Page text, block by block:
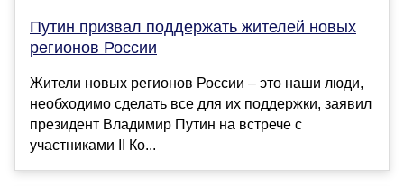
Путин призвал поддержать жителей новых
регионов России
Жители новых регионов России – это наши люди,
необходимо сделать все для их поддержки, заявил
президент Владимир Путин на встрече с
участниками II Ко...